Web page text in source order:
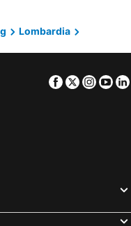
Lombardia
Facebook
Twitter